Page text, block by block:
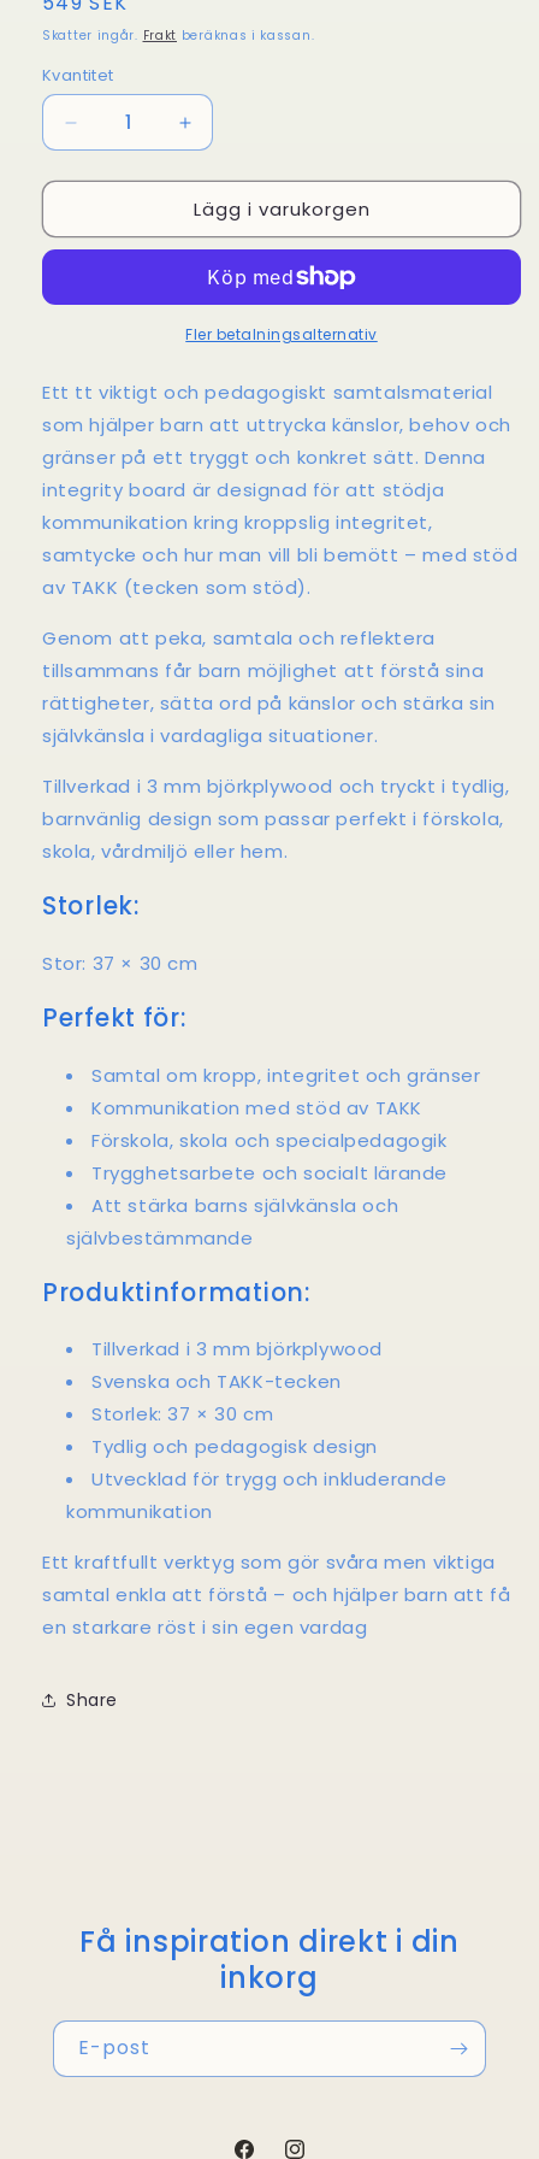
pris
Skatter ingår. Frakt beräknas i kassan.
Kvantitet
Kvantitet
Minska
kvantitet
för
Integritetstavla
på
TAKK
×
cm
Öka
kvantitet
för
Integritetstavla
på
med
TAKK
–
×
30
cm
Lägg i varukorgen
Fler betalningsalternativ
Ett tt viktigt och pedagogiskt samtalsmaterial
som hjälper barn att uttrycka känslor, behov och
gränser på ett tryggt och konkret sätt. Denna
integrity board är designad för att stödja
kommunikation kring kroppslig integritet,
samtycke och hur man vill bli bemött – med stöd
av TAKK (tecken som stöd).
Genom att peka, samtala och reflektera
tillsammans får barn möjlighet att förstå sina
rättigheter, sätta ord på känslor och stärka sin
självkänsla i vardagliga situationer.
Tillverkad i 3 mm björkplywood och tryckt i tydlig,
barnvänlig design som passar perfekt i förskola,
skola, vårdmiljö eller hem.
Storlek:
Stor: 37 × 30 cm
Perfekt för:
Samtal om kropp, integritet och gränser
Kommunikation med stöd av TAKK
Förskola, skola och specialpedagogik
Trygghetsarbete och socialt lärande
Att stärka barns självkänsla och
självbestämmande
Produktinformation:
Tillverkad i 3 mm björkplywood
Svenska och TAKK-tecken
Storlek: 37 × 30 cm
Tydlig och pedagogisk design
Utvecklad för trygg och inkluderande
kommunikation
Ett kraftfullt verktyg som gör svåra men viktiga
samtal enkla att förstå – och hjälper barn att få
en starkare röst i sin egen vardag
Share
Få inspiration direkt i din
inkorg
E-post